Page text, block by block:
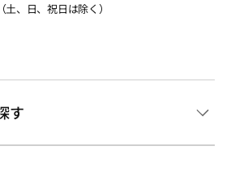
、日、祝日は除く）
す